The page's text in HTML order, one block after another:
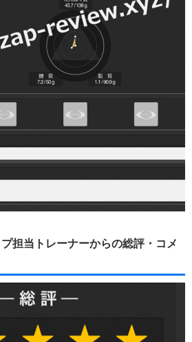
担当トレーナーからの総評・コメ